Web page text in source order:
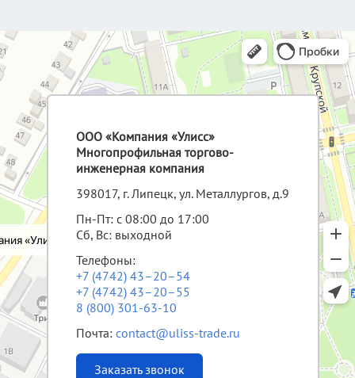
ООО «Компания «Улисс»
Многопрофильная торгово-
инженерная компания
398017, г. Липецк, ул. Металлургов, д.9
Пн-Пт: с 08:00 до 17:00
Сб, Вс: выходной
Телефоны:
+7 (4742) 43–20–54
+7 (4742) 43–20–55
8 (800) 301-63-10
Почта:contact@uliss-trade.ru
Заказать звонок